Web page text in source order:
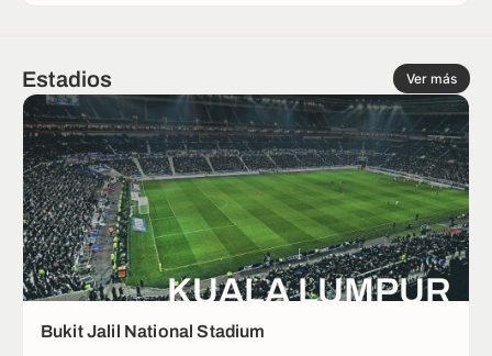
Estadios Ver más
KUALA LUMPUR
Bukit Jalil National Stadium